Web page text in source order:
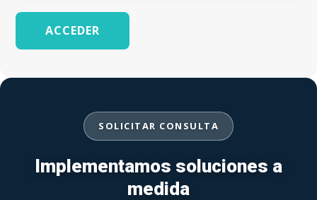
ACCEDER
SOLICITAR CONSULTA
Implementamos soluciones a
medida